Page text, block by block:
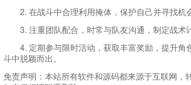
2. 在战斗中合理利用掩体，保护自己并寻找机会
3. 注重团队配合，时常与队友沟通，制定战术计
4. 定期参与限时活动，获取丰富奖励，提升角
斗中脱颖而出。
免责声明： 本站所有软件和源码都来源于互联网，